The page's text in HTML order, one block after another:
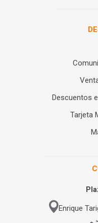
Descuentos
Tarjeta
Enrique